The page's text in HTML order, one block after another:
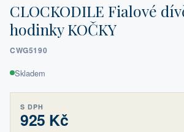
CLOCKODILE Fialové
hodinky KOČKY
CWG5190
Skladem
S DPH
925 Kč